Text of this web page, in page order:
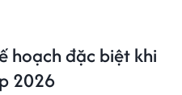
hoạch đặc biệt khi
2026